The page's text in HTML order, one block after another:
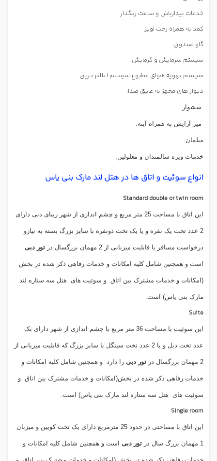
خدمات بیدارباش و ساعت زنگدار.
کمد به همراه رخت آویز.
گاو صندوق.
سیستم سرمایش و گرمایش.
سیستم تهویه هوای مطبوع.سیستم اعلام حریق.
دیوار های مجهز به عایق صدا.
سشوار.
میز آرایش به همراه آینه.
مبلمان.
خدمات ویژه سالمندان و معلولین.
انواع سوئیت و اتاق ها در هتل لند مارک بنی یاس
Standard double or twin room
این اتاق با مساحت 25 متر مربع و چشم اندازی از شهر زیبای دبی دارای
2 عدد تخت یک نفره و یا یک تخت دونفره با سایز بزرگ بسته به نیازو
درخواست مسافر با قابلیت میزبانی از 2 مهمان بزرگسال در تور دبی
است و همچنین شامل کلیه امکانات و خدمات رفاهی ذکر شده در بخش
(امکانات و خدمات مشترک بین اتاق و سوئیت های هتل سه ستاره لند
مارک بنی یاس) است.
Suite
این سوئیت با مساحت 36 متر مربع با چشم اندازی از شهر دارای بک
عدد تخت دبل و یا 2 عدد تخت سینگل با سایز بزرگ که قابلیت میزبانی از
2 مهمان بزرگسال در تور دبی را دارد و همچنین شامل کلیه امکانات و
خدمات رفاهی ذکر شده در بخش(امکانات و خدمات مشترک بین اتاق و
سوئیت های هتل سه ستاره لند مارک بنی یاس) است.
Single room
این اتاق با مساحتی در حدود 25 مترمربع دارای یک تخت کویین و میزبان
1 مهمان بزرگ سال در تور دبی است و همچنین شامل کلیه امکانات و